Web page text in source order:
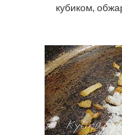
кубиком,